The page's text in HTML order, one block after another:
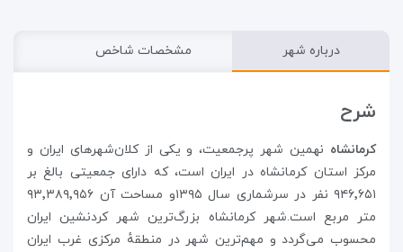
درباره شهر مشخصات شاخص
شرح
کرمانشاه نهمین شهر پرجمعیت، و یکی از کلان‌شهرهای ایران و
مرکز استان کرمانشاه در ایران است، که دارای جمعیتی بالغ بر
۹۴۶٬۶۵۱ نفر در سرشماری سال ۱۳۹۵و مساحت آن ۹۳٬۳۸۹٬۹۵۶
متر مربع است.شهر کرمانشاه بزرگ‌ترین شهر کردنشین ایران
محسوب می‌گردد و مهم‌ترین شهر در منطقهٔ مرکزی غرب ایران